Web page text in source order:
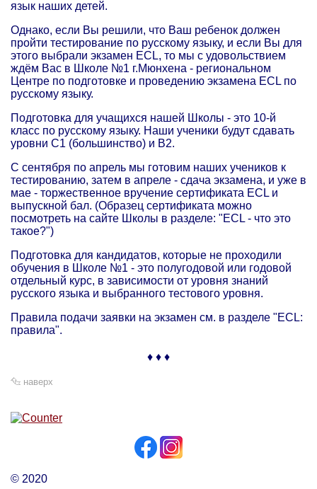
язык наших детей.
Однако, если Вы решили, что Ваш ребенок должен
пройти тестирование по русскому языку, и если Вы для
этого выбрали экзамен ECL, то мы с удовольствием
ждём Вас в Школе №1 г.Мюнхена - региональном
Центре по подготовке и проведению экзамена ECL по
русскому языку.
Подготовка для учащихся нашей Школы - это 10-й
класс по русскому языку. Наши ученики будут сдавать
уровни C1 (большинство) и B2.
С сентября по апрель мы готовим наших учеников к
тестированию, затем в апреле - сдача экзамена, и уже в
мае - торжественное вручение сертификата ECL и
выпускной бал. (Образец сертификата можно
посмотреть на сайте Школы в разделе: "ECL - что это
такое?")
Подготовка для кандидатов, которые не проходили
обучения в Школе №1 - это полугодовой или годовой
отдельный курс, в зависимости от уровня знаний
русского языка и выбранного тестового уровня.
Правила подачи заявки на экзамен см. в разделе "ECL:
правила".
♦ ♦ ♦
наверх
© 2020